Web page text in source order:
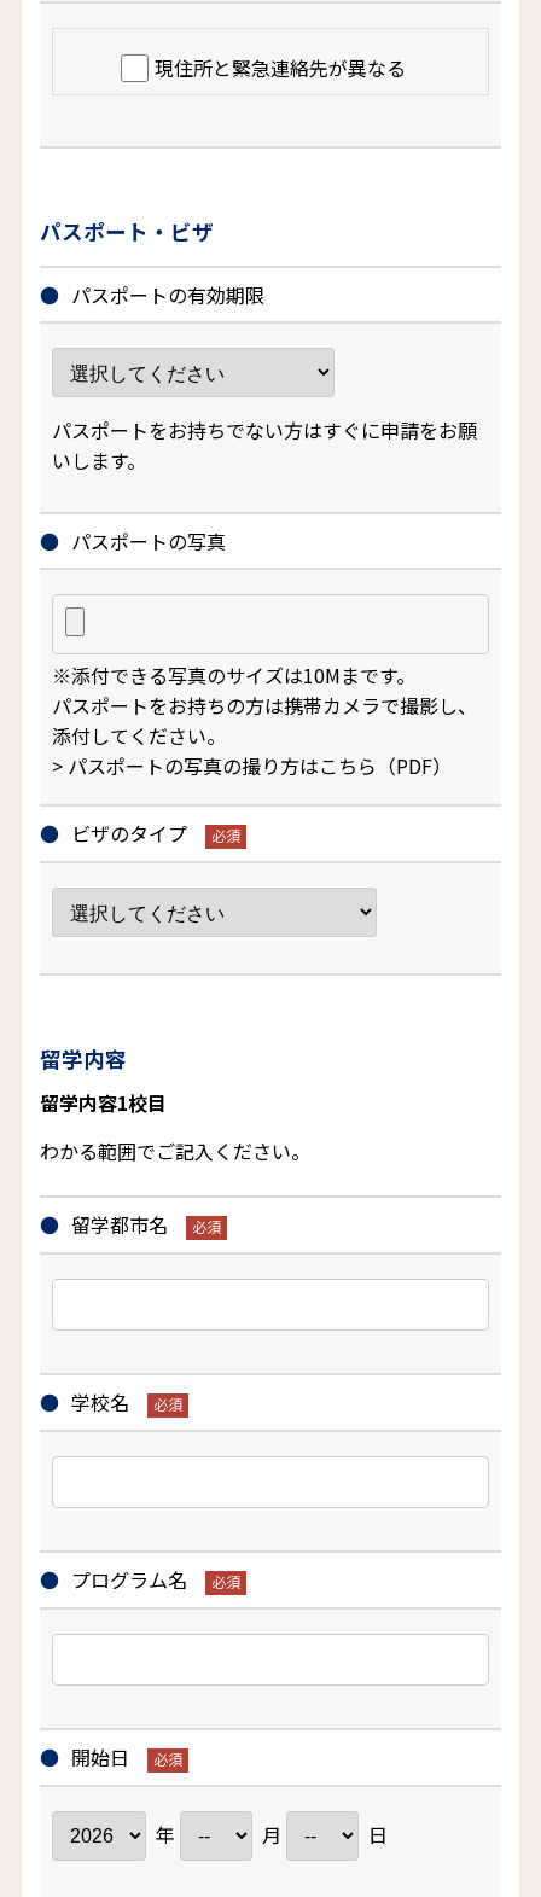
現住所と緊急連絡先が異なる
パスポート・ビザ
パスポートの有効期限
パスポートをお持ちでない方はすぐに申請をお願
いします。
パスポートの写真
※添付できる写真のサイズは10Mまです。
パスポートをお持ちの方は携帯カメラで撮影し、
添付してください。
> パスポートの写真の撮り方はこちら（PDF）
ビザのタイプ
留学内容
留学内容1校目
わかる範囲でご記入ください。
留学都市名
学校名
プログラム名
開始日
年 月 日